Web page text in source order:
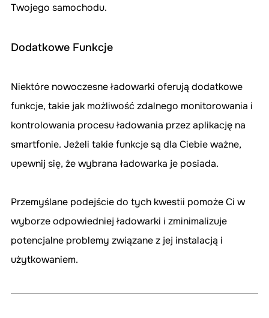
Twojego samochodu.
Dodatkowe Funkcje
Niektóre nowoczesne ładowarki oferują dodatkowe
funkcje, takie jak możliwość zdalnego monitorowania i
kontrolowania procesu ładowania przez aplikację na
smartfonie. Jeżeli takie funkcje są dla Ciebie ważne,
upewnij się, że wybrana ładowarka je posiada.
Przemyślane podejście do tych kwestii pomoże Ci w
wyborze odpowiedniej ładowarki i zminimalizuje
potencjalne problemy związane z jej instalacją i
użytkowaniem.